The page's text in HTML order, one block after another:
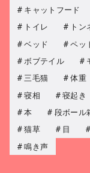
キャットフード
トイレ
トン
ベッド
ペッ
ボブテイル
三毛猫
体重
寝相
寝起き
本
段ボール
猫草
目
鳴き声